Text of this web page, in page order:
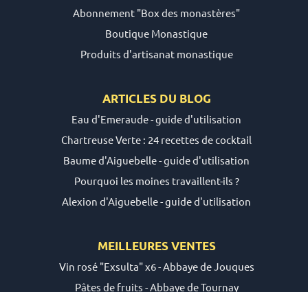
Abonnement "Box des monastères"
Boutique Monastique
Produits d'artisanat monastique
ARTICLES DU BLOG
Eau d'Emeraude - guide d'utilisation
Chartreuse Verte : 24 recettes de cocktail
Baume d'Aiguebelle - guide d'utilisation
Pourquoi les moines travaillent-ils ?
Alexion d'Aiguebelle - guide d'utilisation
MEILLEURES VENTES
Vin rosé "Exsulta" x6 - Abbaye de Jouques
Pâtes de fruits - Abbaye de Tournay